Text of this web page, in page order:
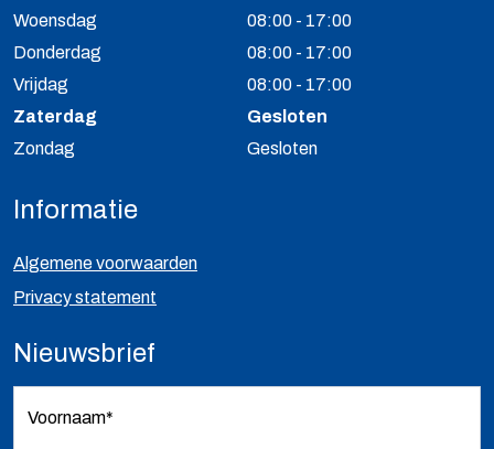
Woensdag
08:00 - 17:00
Donderdag
08:00 - 17:00
Vrijdag
08:00 - 17:00
Zaterdag
Gesloten
Zondag
Gesloten
Informatie
Algemene voorwaarden
Privacy statement
Nieuwsbrief
Voornaam*